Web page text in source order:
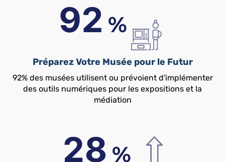
Préparez Votre Musée pour le Futur
92% des musées utilisent ou prévoient d'implémenter
des outils numériques pour les expositions et la
médiation